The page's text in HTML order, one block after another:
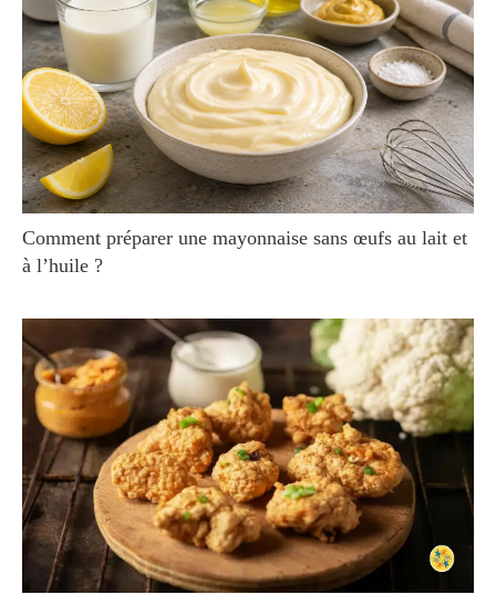
Comment préparer une mayonnaise sans œufs au lait et
à l’huile ?